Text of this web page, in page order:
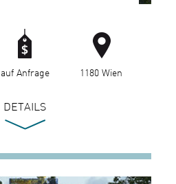
auf Anfrage 1180 Wien
DETAILS